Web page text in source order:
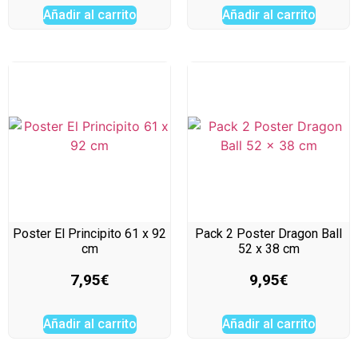
Añadir al carrito Añadir al carrito
Poster El Principito 61 x 92
cm
7,95€
Añadir al carrito
Pack 2 Poster Dragon Ball
52 x 38 cm
9,95€
Añadir al carrito